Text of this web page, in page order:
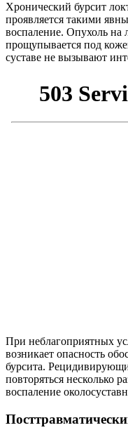
Хронический бурсит
проявляется такими
воспаление. Опухоль на
прощупывается под
суставе не вызывают
При неблагоприятных
возникает опасность
бурсита.
повторяться несколько
воспаление